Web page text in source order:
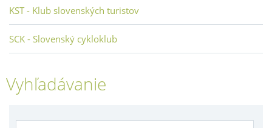
KST - Klub slovenských turistov
SCK - Slovenský cykloklub
Vyhľadávanie